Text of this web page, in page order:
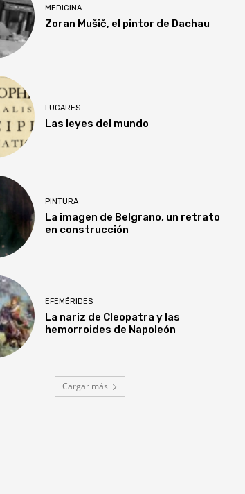
MEDICINA
Zoran Mušič, el pintor de Dachau
LUGARES
Las leyes del mundo
PINTURA
La imagen de Belgrano, un retrato
en construcción
EFEMÉRIDES
La nariz de Cleopatra y las
hemorroides de Napoleón
Cargar más